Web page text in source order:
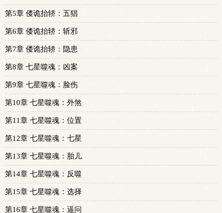
第5章 偻诡抬轿：五猖
第6章 偻诡抬轿：斩邪
第7章 偻诡抬轿：隐患
第8章 七星噬魂：凶案
第9章 七星噬魂：脸伤
第10章 七星噬魂：外煞
第11章 七星噬魂：位置
第12章 七星噬魂：七星
第13章 七星噬魂：胎儿
第14章 七星噬魂：反噬
第15章 七星噬魂：选择
第16章 七星噬魂：逼问